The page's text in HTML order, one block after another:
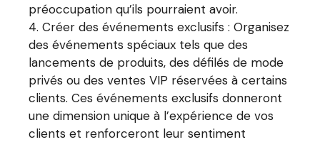
préoccupation qu’ils pourraient avoir.
Créer des événements exclusifs : Organisez
des événements spéciaux tels que des
lancements de produits, des défilés de mode
privés ou des ventes VIP réservées à certains
clients. Ces événements exclusifs donneront
une dimension unique à l’expérience de vos
clients et renforceront leur sentiment